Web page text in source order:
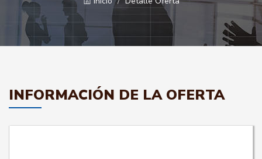
INFORMACIÓN DE LA OFERTA